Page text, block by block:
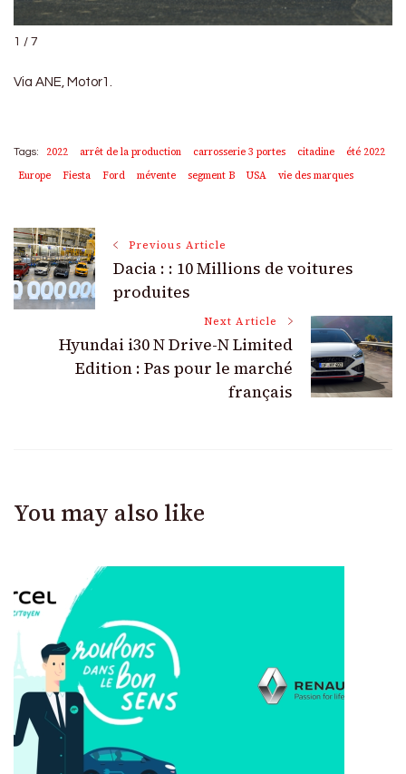
1 / 7
Via ANE, Motor1.
Tags: 2022 arrêt de la production carrosserie 3 portes citadine
été 2022
Europe
Fiesta Ford mévente segment B USA vie des marques
Post
Navigation
Previous Article
Dacia : : 10 Millions de voitures
produites
Next Article
Hyundai i30 N Drive-N Limited
Edition : Pas pour le marché
français
You may also like